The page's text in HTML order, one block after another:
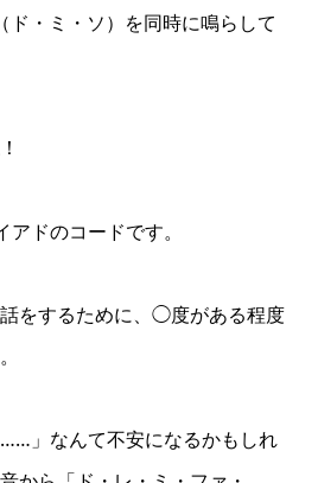
ド・ミ・ソ）を同時に鳴らして
ドのコードです。
をするために、◯度がある程度
……」なんて不安になるかもしれ